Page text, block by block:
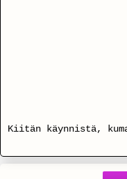
Kiitän käynnistä,